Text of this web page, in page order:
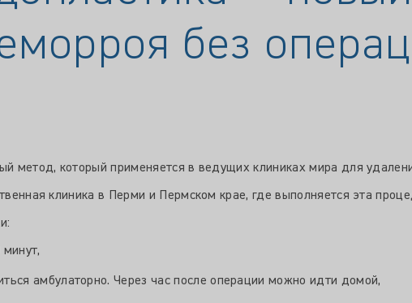
без
метод, который применяется в ведущих клиниках мира для
клиника в Перми и Пермском крае, где выполняется эта
амбулаторно. Через час после операции можно идти домой,